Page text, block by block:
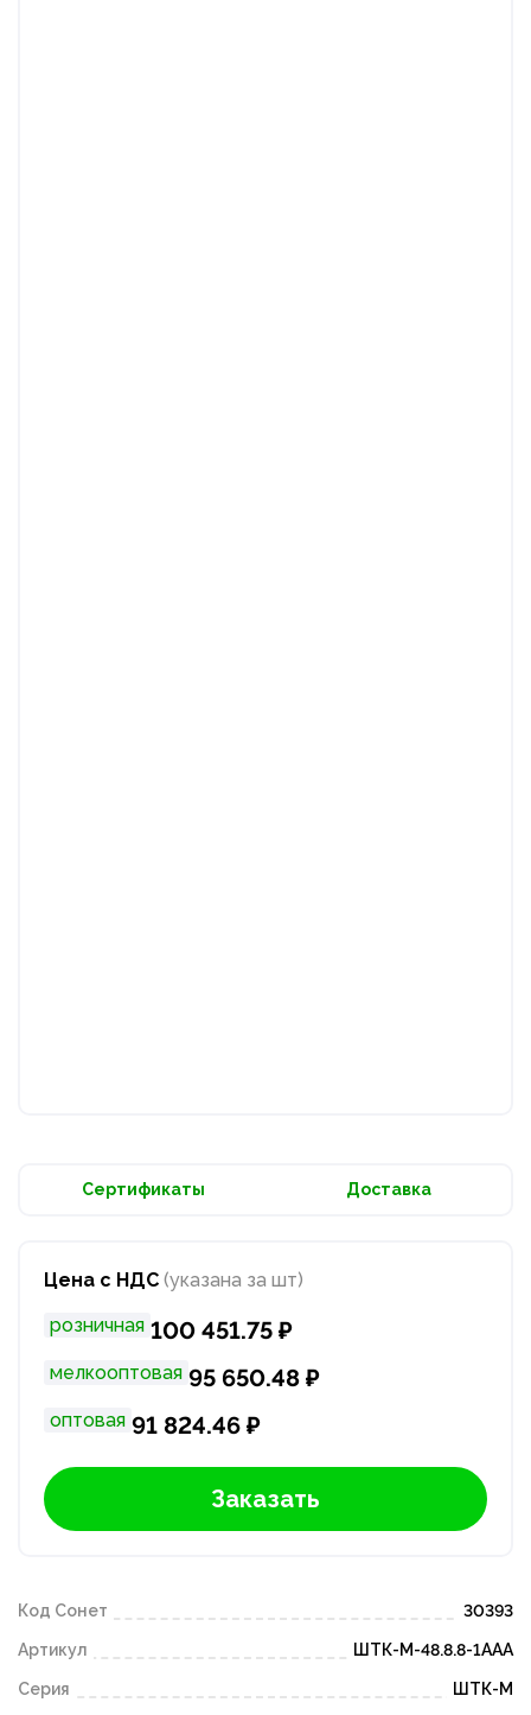
Сертификаты Доставка
Цена с НДС (указана за шт)
розничная 100 451.75 ₽
мелкооптовая 95 650.48 ₽
оптовая 91 824.46 ₽
Заказать
Код Сонет 30393
Артикул ШТК-М-48.8.8-1ААА
Серия ШТК-М